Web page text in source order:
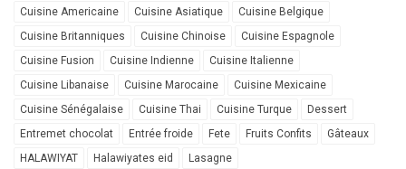
Cuisine Americaine
Cuisine Asiatique
Cuisine Belgique
Cuisine Britanniques
Cuisine Chinoise
Cuisine Espagnole
Cuisine Fusion
Cuisine Indienne
Cuisine Italienne
Cuisine Libanaise
Cuisine Marocaine
Cuisine Mexicaine
Cuisine Sénégalaise
Cuisine Thai Cuisine Turque
Dessert
Entremet chocolat
Entrée froide Fete Fruits Confits
Gâteaux
HALAWIYAT
Halawiyates eid
Lasagne